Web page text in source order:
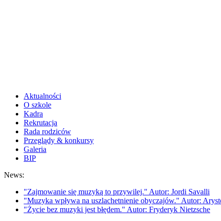
Aktualności
O szkole
Kadra
Rekrutacja
Rada rodziców
Przeglądy & konkursy
Galeria
BIP
News:
"Zajmowanie się muzyką to przywilej." Autor: Jordi Savalli
"Muzyka wpływa na uszlachetnienie obyczajów." Autor:
"Życie bez muzyki jest błędem." Autor: Fryderyk Nietzsche